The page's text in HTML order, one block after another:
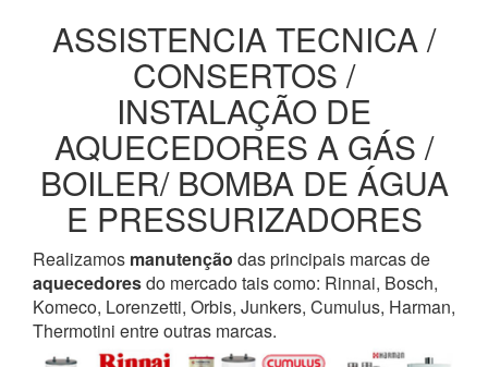
ASSISTENCIA TECNICA /
CONSERTOS /
INSTALAÇÃO DE
AQUECEDORES A GÁS /
BOILER/ BOMBA DE ÁGUA
E PRESSURIZADORES
Realizamos manutenção das principais marcas de
aquecedoresdo mercado tais como: Rinnai, Bosch,
Komeco, Lorenzetti, Orbis, Junkers, Cumulus, Harman,
Thermotini entre outras marcas.